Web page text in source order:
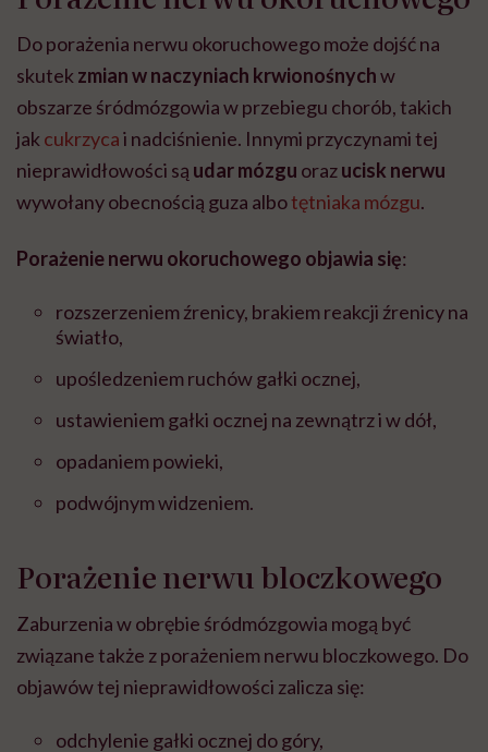
Do porażenia nerwu okoruchowego może dojść na
skutek zmian w naczyniach krwionośnychw
obszarze śródmózgowia w przebiegu chorób, takich
jak cukrzycai nadciśnienie. Innymi przyczynami tej
nieprawidłowości są udar mózgu orazucisk nerwu
wywołany obecnością guza albotętniaka mózgu.
Porażenie nerwu okoruchowego objawia się:
rozszerzeniem źrenicy, brakiem reakcji źrenicy na
światło,
upośledzeniem ruchów gałki ocznej,
ustawieniem gałki ocznej na zewnątrz i w dół,
opadaniem powieki,
podwójnym widzeniem.
Porażenie nerwu bloczkowego
Zaburzenia w obrębie śródmózgowia mogą być
związane także z porażeniem nerwu bloczkowego. Do
objawów tej nieprawidłowości zalicza się:
odchylenie gałki ocznej do góry,